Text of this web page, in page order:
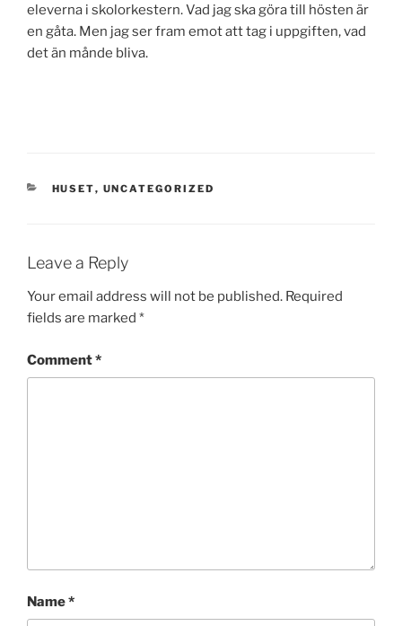
eleverna i skolorkestern. Vad jag ska göra till hösten är
en gåta. Men jag ser fram emot att tag i uppgiften, vad
det än månde bliva.
CATEGORIES
HUSET, UNCATEGORIZED
Leave a Reply
Your email address will not be published. Required
fields are marked *
Comment*
Name*